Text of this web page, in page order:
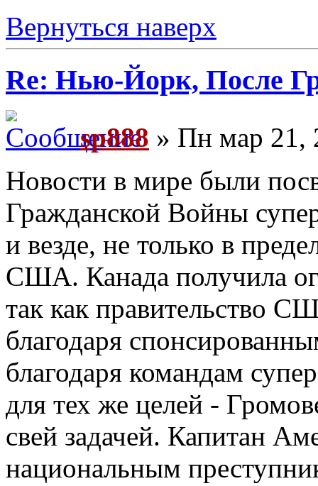
Вернуться наверх
Re: Нью-Йорк, После
sp888 » Пн мар 21,
Новости в мире были
Гражданской Войны
и везде, не только в
США. Канада получила
так как правительство
благодаря
благодаря командам
для тех же целей -
свей задачей. Капитан
национальным